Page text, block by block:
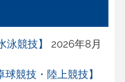
競技】
2026年8月
競技・陸上競技】